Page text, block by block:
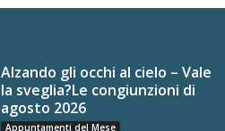
Alzando gli occhi al cielo – Vale
la sveglia?Le congiunzioni di
agosto 2026
Appuntamenti del Mese